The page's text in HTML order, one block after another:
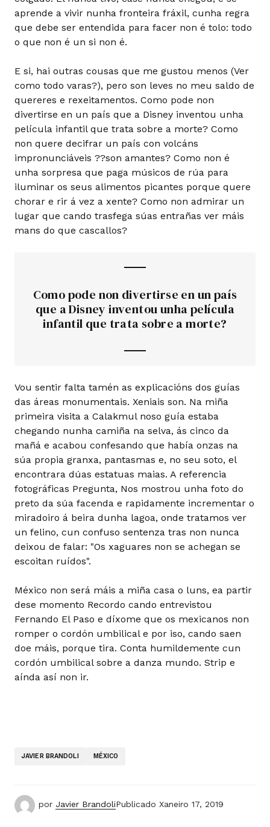
aprende a vivir nunha fronteira fráxil, cunha regra
que debe ser entendida para facer non é tolo: todo
o que non é un si non é.
E si, hai outras cousas que me gustou menos (Ver
como todo varas?), pero son leves no meu saldo de
quereres e rexeitamentos. Como pode non
divertirse en un país que a Disney inventou unha
película infantil que trata sobre a morte? Como
non quere decifrar un país con volcáns
impronunciáveis ??son amantes? Como non é
unha sorpresa que paga músicos de rúa para
iluminar os seus alimentos picantes porque quere
chorar e rir á vez a xente? Como non admirar un
lugar que cando trasfega súas entrañas ver máis
mans do que cascallos?
Como pode non divertirse en un país
que a Disney inventou unha película
infantil que trata sobre a morte?
Vou sentir falta tamén as explicacións dos guías
das áreas monumentais. Xeniais son. Na miña
primeira visita a Calakmul noso guía estaba
chegando nunha camiña na selva, ás cinco da
mañá e acabou confesando que había onzas na
súa propia granxa, pantasmas e, no seu soto, el
encontrara dúas estatuas maias. A referencia
fotográficas Pregunta, Nos mostrou unha foto do
preto da súa facenda e rapidamente incrementar o
miradoiro á beira dunha lagoa, onde tratamos ver
un felino, cun confuso sentenza tras non nunca
deixou de falar: "Os xaguares non se achegan se
escoitan ruídos".
México non será máis a miña casa o luns, ea partir
dese momento Recordo cando entrevistou
Fernando El Paso e díxome que os mexicanos non
romper o cordón umbilical e por iso, cando saen
doe máis, porque tira. Conta humildemente cun
cordón umbilical sobre a danza mundo. Strip e
aínda así non ir.
JAVIER BRANDOLI MÉXICO
por Javier BrandoliPublicado Xaneiro 17, 2019